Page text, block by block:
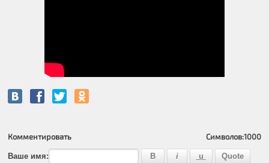
Комментировать Символов:1000
Ваше имя: